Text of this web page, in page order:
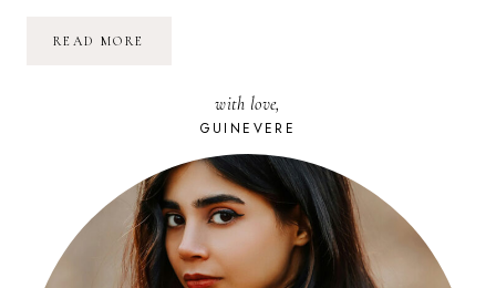
READ MORE
CONCERT
HOLLYSIZ
with love,
GUINEVERE